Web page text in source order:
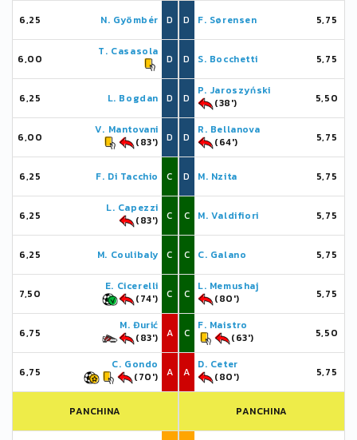
6,25 N. Gyömbér D
6,00
T. Casasola
D
6,25 L. Bogdan D
6,00
V. Mantovani
(83')
D
6,25 F. Di Tacchio C
6,25
L. Capezzi
(83')
C
6,25 M. Coulibaly C
7,50
E. Cicerelli
(74')
C
6,75
M. Đurić
(83')
A
6,75
C. Gondo
(70')
A
PANCHINA
D F. Sørensen 5,75
D S. Bocchetti 5,75
D
P. Jaroszyński
(38')
5,50
D
R. Bellanova
(64')
5,75
D M. Nzita 5,75
C M. Valdifiori 5,75
C C. Galano 5,75
C
L. Memushaj
(80')
5,75
C
F. Maistro
(63')
5,50
A
D. Ceter
(80')
5,75
PANCHINA